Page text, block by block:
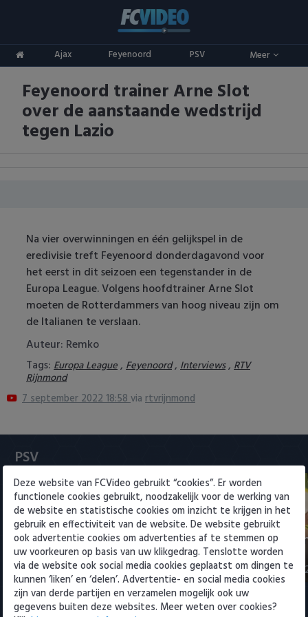
Ajax Feyenoord PSV Meer
ADO Den Haag
Ajax
AZ
FC Utrecht
Feyenoord
Heracles Almelo
PEC Zwolle
Roda JC
SC Heerenveen
Sparta
Vitesse
VVV Venlo
Competities
Eredivisie
Keuken Kampioen Divisie
Champions League
Europa League
Conference League
Oranje
Goals & Samenvattingen
Feyenoord trainer Arne Slot
over de aanstaande wedstrijd
tegen Lazio
Na vier overwinningen en één gelijkspel in de
eredivisie treft Feyenoord donderdagavond voor
het eerst in dit seizoen een tegenstander in de
Europa League. Volgens hoofdtrainer Arne Slot
moeten de Rotterdammers van hoog niveau zijn om
de Italianen te verslaan.
Auteur: Remko
Tags: Europa League, Feyenoord, Interviews, RTV
Rijnmond
7 september 2022 18:58via rtvrijnmond
PSV
NEC-directeur over transfer Sano
naar PSV: 'Afspraken gesch…
9 augustus 2026 12:25
Sittard 2-2
8 augustus
Deze website van FCVideo gebruikt “cookies”. Er worden
functionele cookies gebruikt, noodzakelijk voor de werking van
de website en statistische cookies om inzicht te krijgen in het
gebruik en effectiviteit van de website. De website gebruikt
ook advertentie cookies om advertenties af te stemmen op
uw voorkeuren op basis van uw klikgedrag. Tenslotte worden
via de website ook social media cookies geplaatst om dingen te
kunnen ‘liken’ en ‘delen’. Advertentie- en social media cookies
zijn van derde partijen en verzamelen mogelijk ook uw
gegevens buiten deze websites. Meer weten over cookies?